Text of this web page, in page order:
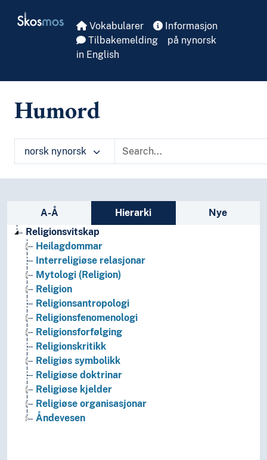
Skosmos Vokabularer
Informasjon
Tilbakemelding
på nynorsk
in English
Humord
norsk nynorsk
Sidefelt: navigér i vokabularet på ulike
A-Å Hierarki
Nye
Religionsvitskap
Heilagdommar
Interreligiøse relasjonar
Mytologi (Religion)
Religion
Religionsantropologi
Religionsfenomenologi
Religionsforfølging
Religionskritikk
Religiøs symbolikk
Religiøse doktrinar
Religiøse kjelder
Religiøse organisasjonar
Åndevesen